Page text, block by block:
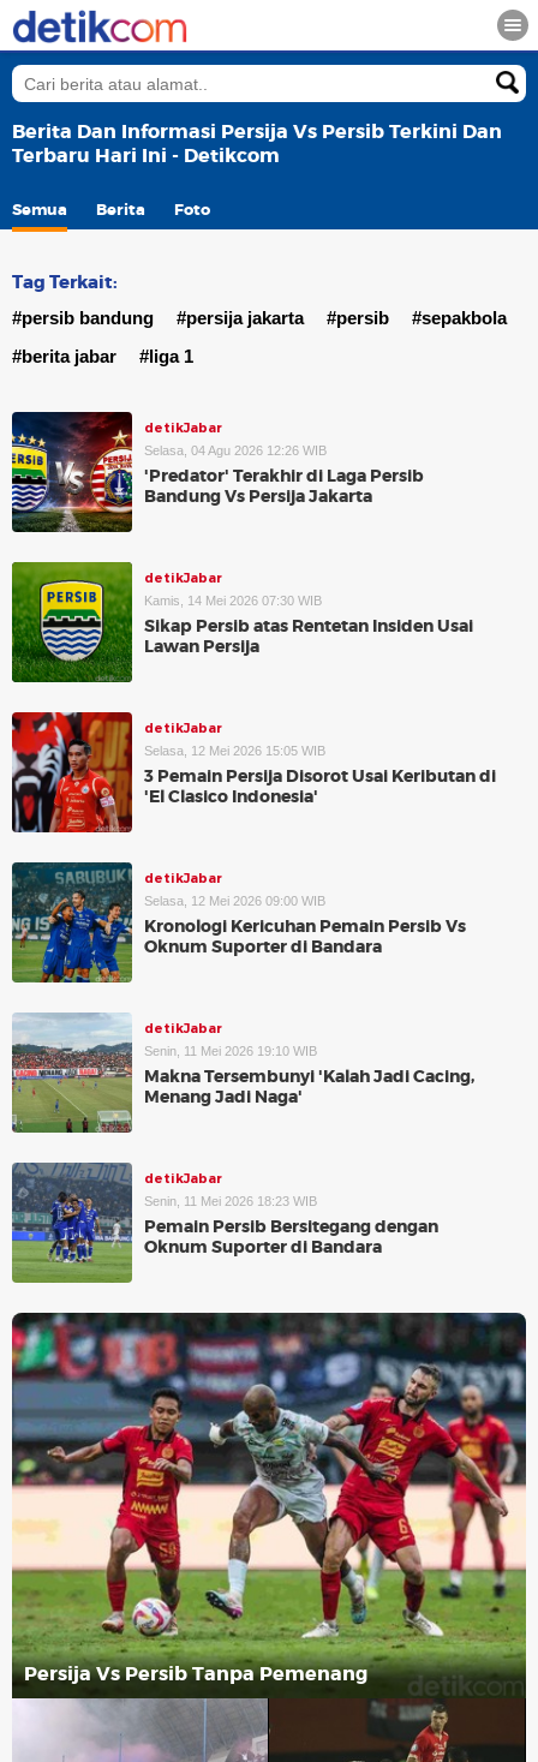
Berita Dan Informasi Persija Vs Persib Terkini Dan
Terbaru Hari Ini - Detikcom
Semua Berita Foto
Tag Terkait:
#persib bandung #persija jakarta #persib
#sepakbola
#berita jabar
#liga 1
detikJabar
Selasa, 04 Agu 2026 12:26 WIB
'Predator' Terakhir di Laga Persib
Bandung Vs Persija Jakarta
detikJabar
Kamis, 14 Mei 2026 07:30 WIB
Sikap Persib atas Rentetan Insiden Usai
Lawan Persija
detikJabar
Selasa, 12 Mei 2026 15:05 WIB
3 Pemain Persija Disorot Usai Keributan di
'El Clasico Indonesia'
detikJabar
Selasa, 12 Mei 2026 09:00 WIB
Kronologi Kericuhan Pemain Persib Vs
Oknum Suporter di Bandara
detikJabar
Senin, 11 Mei 2026 19:10 WIB
Makna Tersembunyi 'Kalah Jadi Cacing,
Menang Jadi Naga'
detikJabar
Senin, 11 Mei 2026 18:23 WIB
Pemain Persib Bersitegang dengan
Oknum Suporter di Bandara
Persija Vs Persib Tanpa Pemenang